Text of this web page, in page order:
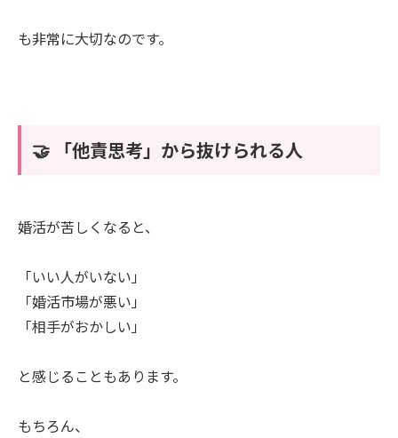
も非常に大切なのです。
🤝 「他責思考」から抜けられる人
婚活が苦しくなると、
「いい人がいない」
「婚活市場が悪い」
「相手がおかしい」
と感じることもあります。
もちろん、